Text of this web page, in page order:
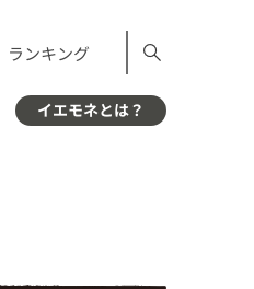
ランキング
イエモネとは？